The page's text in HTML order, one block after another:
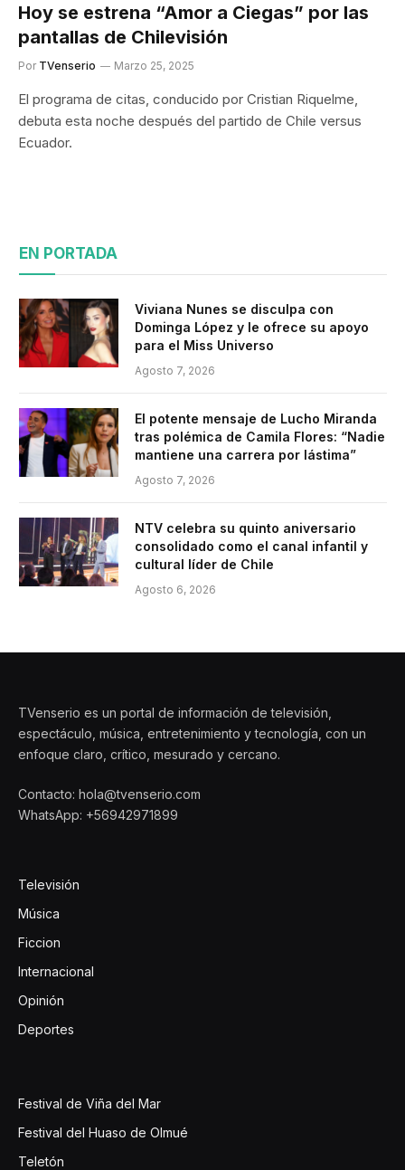
Hoy se estrena “Amor a Ciegas” por las
pantallas de Chilevisión
Por TVenserio Marzo 25, 2025
El programa de citas, conducido por Cristian Riquelme,
debuta esta noche después del partido de Chile versus
Ecuador.
EN PORTADA
Viviana Nunes se disculpa con
Dominga López y le ofrece su apoyo
para el Miss Universo
Agosto 7, 2026
El potente mensaje de Lucho Miranda
tras polémica de Camila Flores: “Nadie
mantiene una carrera por lástima”
Agosto 7, 2026
NTV celebra su quinto aniversario
consolidado como el canal infantil y
cultural líder de Chile
Agosto 6, 2026
TVenserio es un portal de información de televisión,
espectáculo, música, entretenimiento y tecnología, con un
enfoque claro, crítico, mesurado y cercano.
Contacto: hola@tvenserio.com
WhatsApp: +56942971899
Televisión
Música
Ficcion
Internacional
Opinión
Deportes
Festival de Viña del Mar
Festival del Huaso de Olmué
Teletón